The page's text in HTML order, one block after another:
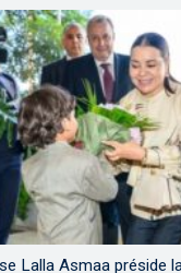
Lalla Asmaa préside